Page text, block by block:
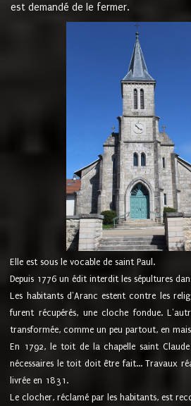
est demandé de le fermer.
Elle est sous le vocable de saint Paul.
Depuis 1776 un édit interdit les sépultures
Les habitants d'Aranc estent contre les
furent récupérés, une cloche fondue.
transformée, comme un peu partout, en
En 1792, le toit de la chapelle saint
nécessaires le toit doit être fait... Travaux
livrée en 1831.
Le clocher, réclamé par les habitants, est